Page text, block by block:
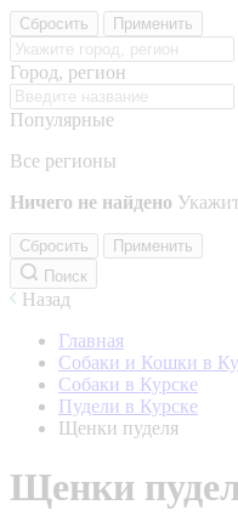
Сбросить Применить
Город, регион
Популярные
Все регионы
Ничего не найдено
Сбросить
Применить
Поиск
Назад
Главная
Собаки и Кошки в
Собаки в Курске
Пудели в Курске
Щенки пуделя
Щенки